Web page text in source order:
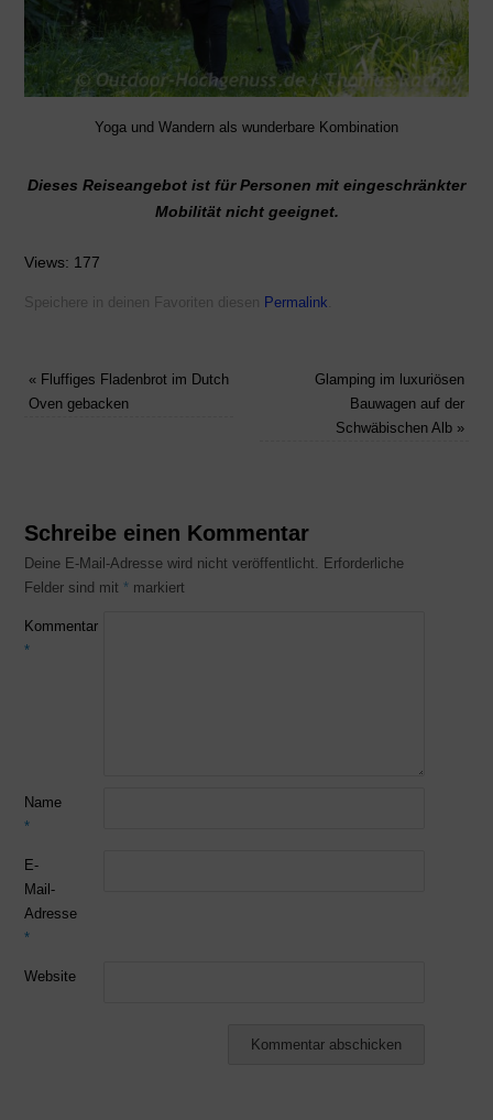
Yoga und Wandern als wunderbare Kombination
Dieses Reiseangebot ist für Personen mit eingeschränkter
Mobilität nicht geeignet.
Views: 177
Speichere in deinen Favoriten diesen Permalink
«Fluffiges Fladenbrot im Dutch
Oven gebacken
Glamping im luxuriösen
Bauwagen auf der
Schwäbischen Alb »
Schreibe einen Kommentar
Deine E-Mail-Adresse wird nicht veröffentlicht. Erforderliche
Felder sind mit * markiert
Kommentar
*
Name
*
E-
Mail-
Adresse
*
Website